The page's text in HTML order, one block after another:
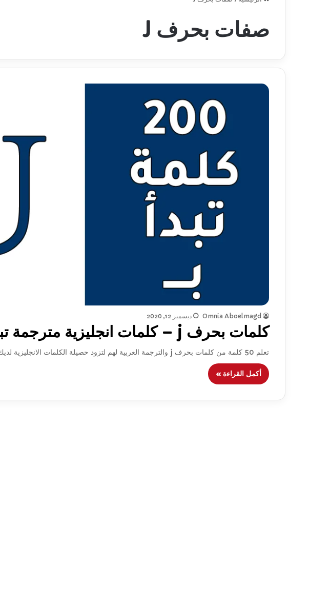
صفات بحرف J
Omnia Aboelmagd ديسمبر 12, 2020
كلمات بحرف j – كلمات انجليزية مترجمة تبدأ بحرف j
تعلم 50 كلمة من كلمات بحرف j والترجمة العربية لهم لتزود حصيلة الكلمات الانجليزية لديك وتعلم الانجليزية بشكل افضل.
أكمل القراءة »